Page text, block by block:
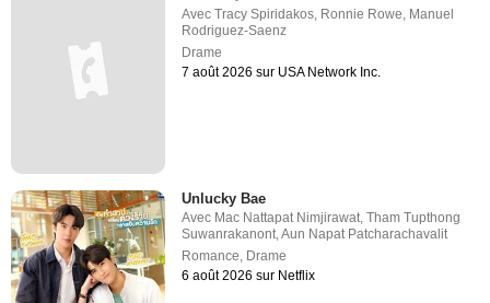
AvecTracy Spiridakos, Ronnie Rowe, Manuel
Rodriguez-Saenz
Drame
7 août 2026 sur USA Network Inc.
Unlucky Bae
Avec Mac Nattapat Nimjirawat ,Tham Tupthong
Suwanrakanont ,Aun Napat Patcharachavalit
Romance Drame
6 août 2026 sur Netflix